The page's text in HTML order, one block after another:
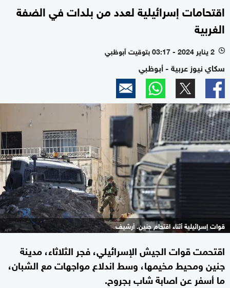
اقتحامات إسرائيلية لعدد من بلدات في الضفة
الغربية
l 2 يناير 2024 - 03:17 بتوقيت أبوظبي
سكاي نيوز عربية - أبوظبي
قوات إسرائيلية أثناء اقتحام جنين. أرشيف
اقتحمت قوات الجيش الإسرائيلي، فجر الثلاثاء، مدينة
جنين ومحيط مخيمها، وسط اندلاع مواجهات مع الشبان،
ما أسفر عن اصابة شاب بجروح.